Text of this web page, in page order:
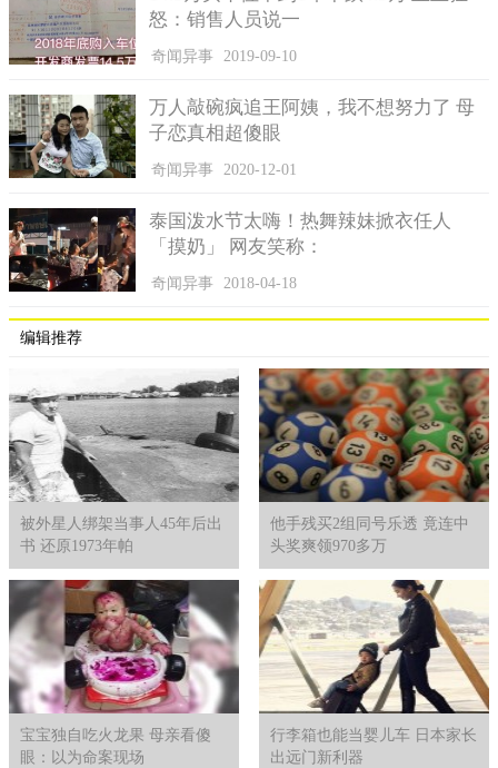
怒：销售人员说一
奇闻异事 2019-09-10
万人敲碗疯追王阿姨，我不想努力了 母
子恋真相超傻眼
奇闻异事 2020-12-01
泰国泼水节太嗨！热舞辣妹掀衣任人
「摸奶」 网友笑称：
奇闻异事 2018-04-18
编辑推荐
被外星人绑架当事人45年后出
书 还原1973年帕
他手残买2组同号乐透 竟连中
头奖爽领970多万
宝宝独自吃火龙果 母亲看傻
眼：以为命案现场
行李箱也能当婴儿车 日本家长
出远门新利器